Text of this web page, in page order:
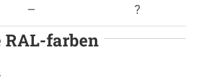
– ?
RAL-farben